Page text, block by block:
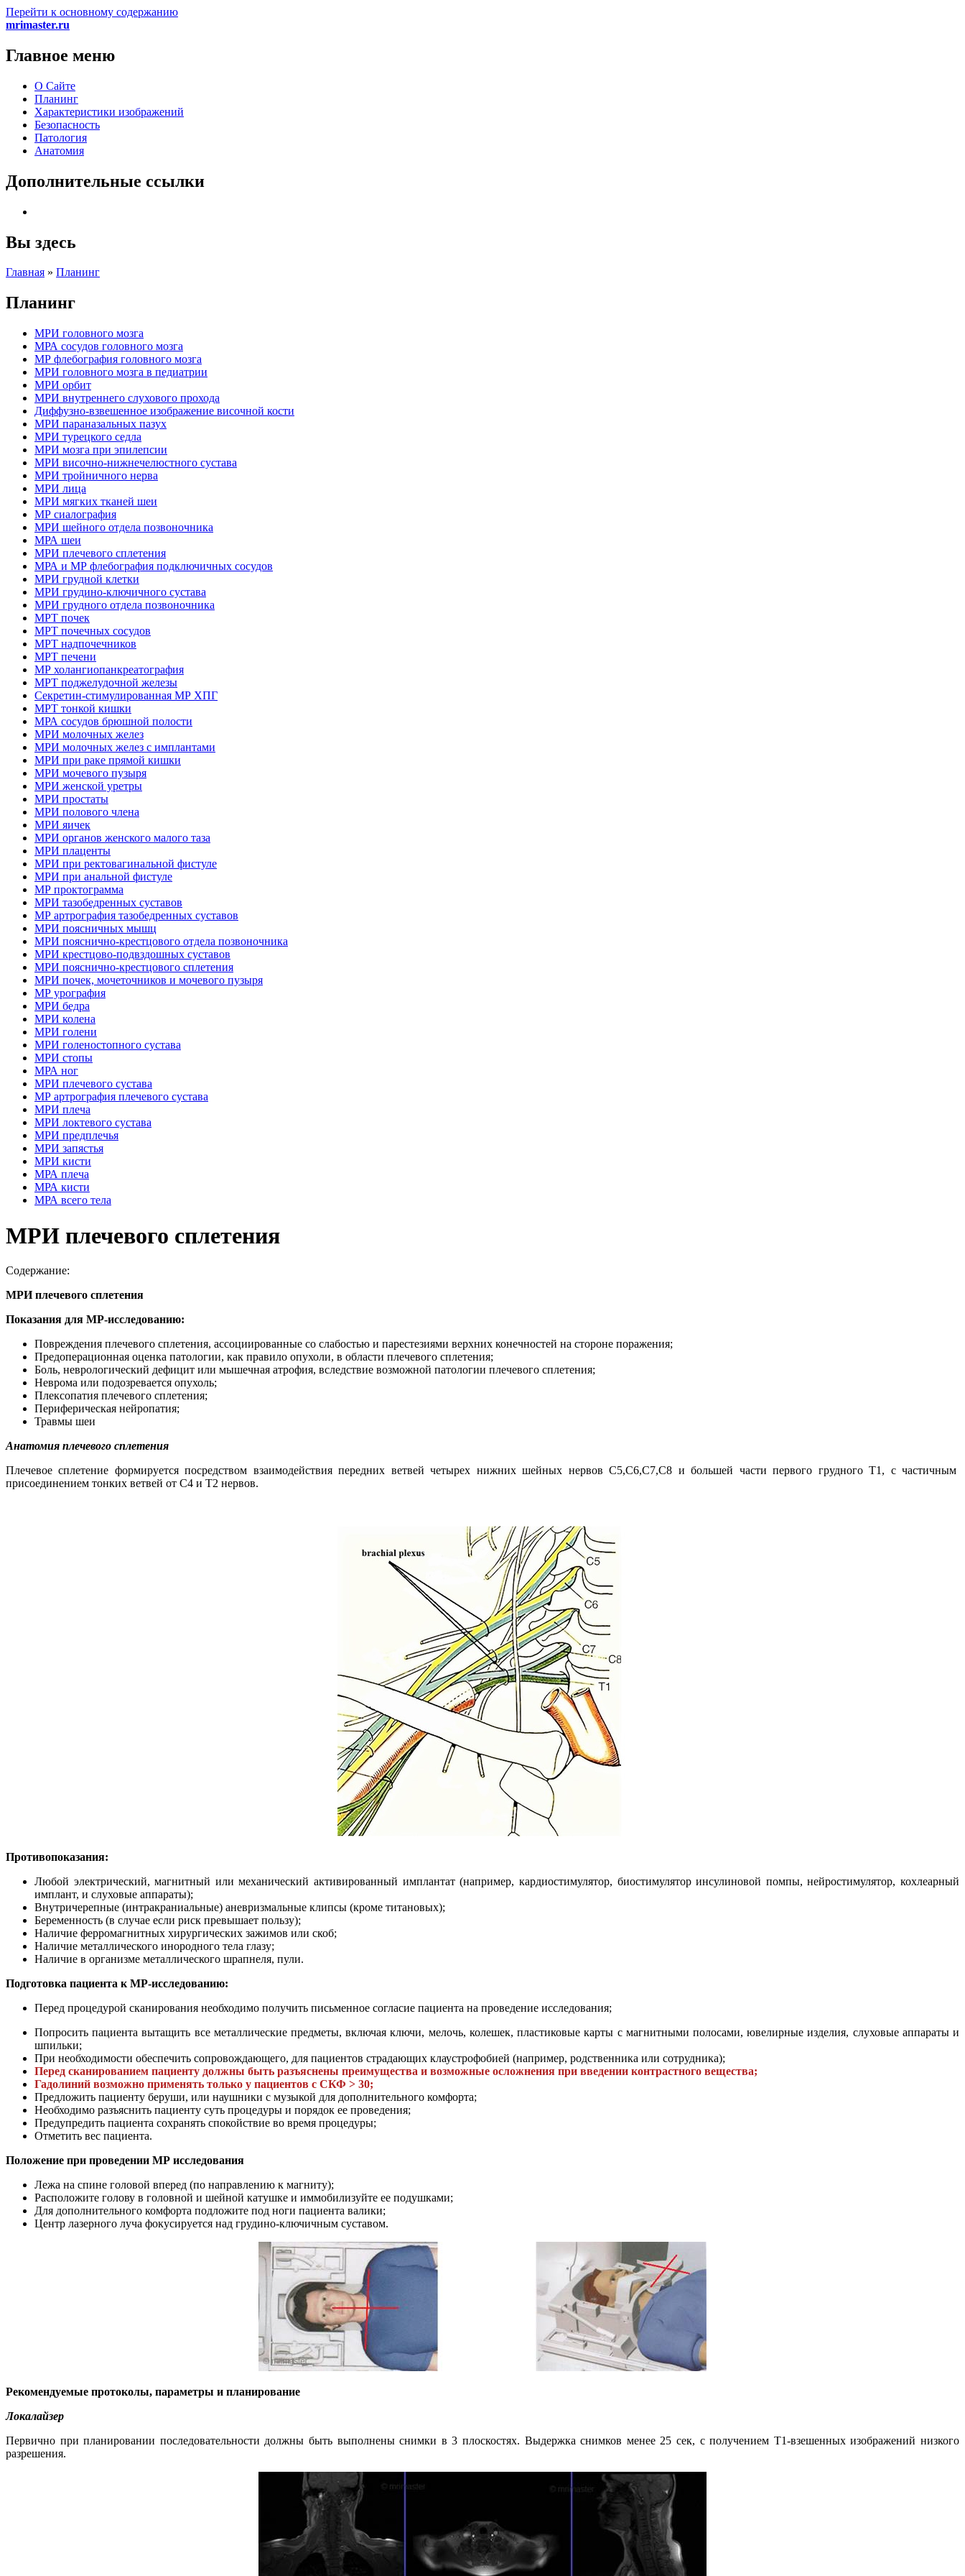
Перейти к основному содержанию
mrimaster.ru
Главное меню
О Сайте
Планинг
Характеристики изображений
Безопасность
Патология
Анатомия
Дополнительные ссылки
Вы здесь
Главная » Планинг
Планинг
МРИ головного мозга
МРА сосудов головного мозга
МР флебография головного мозга
МРИ головного мозга в педиатрии
МРИ орбит
МРИ внутреннего слухового прохода
Диффузно-взвешенное изображение височной кости
МРИ параназальных пазух
МРИ турецкого седла
МРИ мозга при эпилепсии
МРИ височно-нижнечелюстного сустава
МРИ тройничного нерва
МРИ лица
МРИ мягких тканей шеи
МР сиалография
МРИ шейного отдела позвоночника
МРА шеи
МРИ плечевого сплетения
МРА и МР флебография подключичных сосудов
МРИ грудной клетки
МРИ грудино-ключичного сустава
МРИ грудного отдела позвоночника
МРТ почек
МРТ почечных сосудов
МРТ надпочечников
МРТ печени
МР холангиопанкреатография
МРТ поджелудочной железы
Секретин-стимулированная МР ХПГ
МРТ тонкой кишки
МРА сосудов брюшной полости
МРИ молочных желез
МРИ молочных желез с имплантами
МРИ при раке прямой кишки
МРИ мочевого пузыря
МРИ женской уретры
МРИ простаты
МРИ полового члена
МРИ яичек
МРИ органов женского малого таза
МРИ плаценты
МРИ при ректовагинальной фистуле
МРИ при анальной фистуле
МР проктограмма
МРИ тазобедренных суставов
МР артрография тазобедренных суставов
МРИ поясничных мышц
МРИ пояснично-крестцового отдела позвоночника
МРИ крестцово-подвздошных суставов
МРИ пояснично-крестцового сплетения
МРИ почек, мочеточников и мочевого пузыря
МР урография
МРИ бедра
МРИ колена
МРИ голени
МРИ голеностопного сустава
МРИ стопы
МРА ног
МРИ плечевого сустава
МР артрография плечевого сустава
МРИ плеча
МРИ локтевого сустава
МРИ предплечья
МРИ запястья
МРИ кисти
МРА плеча
МРА кисти
МРА всего тела
МРИ плечевого сплетения
Содержание:
МРИ плечевого сплетения
Показания для МР-исследованию:
Повреждения плечевого сплетения, ассоциированные со слабостью и парестезиями верхних конечностей на стороне поражения;
Предоперационная оценка патологии, как правило опухоли, в области плечевого сплетения;
Боль, неврологический дефицит или мышечная атрофия, вследствие возможной патологии плечевого сплетения;
Неврома или подозревается опухоль;
Плексопатия плечевого сплетения;
Периферическая нейропатия;
Травмы шеи
Анатомия плечевого сплетения
Плечевое сплетение формируется посредством взаимодействия передних ветвей четырех нижних шейных нервов С5,С6,С7,С8 и большей части первого грудного Т1, с частичным
присоединением тонких ветвей от C4 и Т2 нервов.
Противопоказания:
Любой электрический, магнитный или механический активированный имплантат (например, кардиостимулятор, биостимулятор инсулиновой помпы, нейростимулятор, кохлеарный
имплант, и слуховые аппараты);
Внутричерепные (интракраниальные) аневризмальные клипсы (кроме титановых);
Беременность (в случае если риск превышает пользу);
Наличие ферромагнитных хирургических зажимов или скоб;
Наличие металлического инородного тела глазу;
Наличие в организме металлического шрапнеля, пули.
Подготовка пациента к МР-исследованию:
Перед процедурой сканирования необходимо получить письменное согласие пациента на проведение исследования;
Попросить пациента вытащить все металлические предметы, включая ключи, мелочь, колешек, пластиковые карты с магнитными полосами, ювелирные изделия, слуховые аппараты и
шпильки;
При необходимости обеспечить сопровождающего, для пациентов страдающих клаустрофобией (например, родственника или сотрудника);
Перед сканированием пациенту должны быть разъяснены преимущества и возможные осложнения при введении контрастного вещества;
Гадолиний возможно применять только у пациентов с СКФ > 30;
Предложить пациенту беруши, или наушники с музыкой для дополнительного комфорта;
Необходимо разъяснить пациенту суть процедуры и порядок ее проведения;
Предупредить пациента сохранять спокойствие во время процедуры;
Отметить вес пациента.
Положение при проведении МР исследования
Лежа на спине головой вперед (по направлению к магниту);
Расположите голову в головной и шейной катушке и иммобилизуйте ее подушками;
Для дополнительного комфорта подложите под ноги пациента валики;
Центр лазерного луча фокусируется над грудино-ключичным суставом.
Рекомендуемые протоколы, параметры и планирование
Локалайзер
Первично при планировании последовательности должны быть выполнены снимки в 3 плоскостях. Выдержка снимков менее 25 сек, с получением Т1-взешенных изображений низкого
разрешения.